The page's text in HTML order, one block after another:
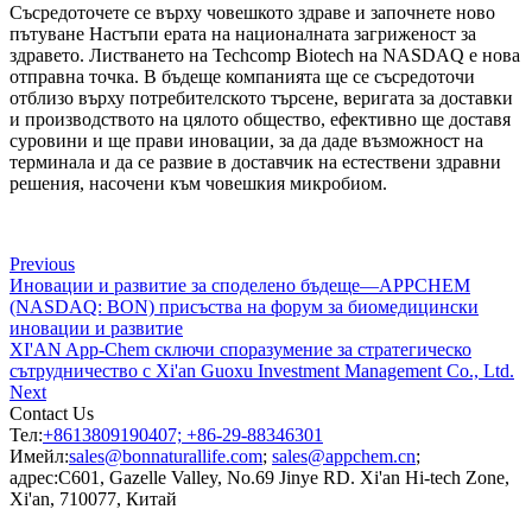
Съсредоточете се върху човешкото здраве и започнете ново
пътуване Настъпи ерата на националната загриженост за
здравето. Листването на Techcomp Biotech на NASDAQ е нова
отправна точка. В бъдеще компанията ще се съсредоточи
отблизо върху потребителското търсене, веригата за доставки
и производството на цялото общество, ефективно ще доставя
суровини и ще прави иновации, за да даде възможност на
терминала и да се развие в доставчик на естествени здравни
решения, насочени към човешкия микробиом.
Previous
Иновации и развитие за споделено бъдеще—APPCHEM
(NASDAQ: BON) присъства на форум за биомедицински
иновации и развитие
XI'AN App-Chem сключи споразумение за стратегическо
сътрудничество с Xi'an Guoxu Investment Management Co., Ltd.
Next
Contact Us
Тел:+8613809190407; +86-29-88346301
Имейл:sales@bonnaturallife.com; sales@appchem.cn;
адрес:C601, Gazelle Valley, No.69 Jinye RD. Xi'an Hi-tech Zone,
Xi'an, 710077, Китай